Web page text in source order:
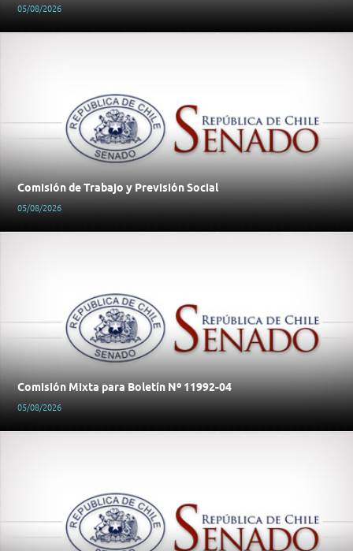
05/08/2026
Comisión de Trabajo y Previsión Social
05/08/2026
Comisión Mixta para Boletín Nº 11992-04
05/08/2026